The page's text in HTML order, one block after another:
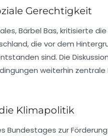
Gerechtigkeit
Bärbel Bas, kritisierte
die vor dem
sind. Die
weiterhin zentrale
Klimapolitik
Bundestages zur